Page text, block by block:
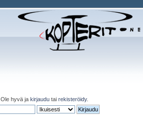
. Ole hyvä ja kirjaudu tai rekisteröidy.